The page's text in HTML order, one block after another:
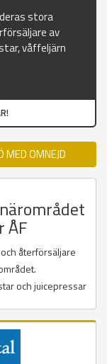
stora
av
våffeljärn
MED OMNEJD
ÅF
återförsäljare
och juicepressar